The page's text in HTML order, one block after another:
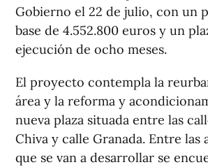
Gobierno el 22 de julio, con un
base de 4.552.800 euros y un
ejecución de ocho meses.
El proyecto contempla la
área y la reforma y
nueva plaza situada entre las
Chiva y calle Granada. Entre las
que se van a desarrollar se